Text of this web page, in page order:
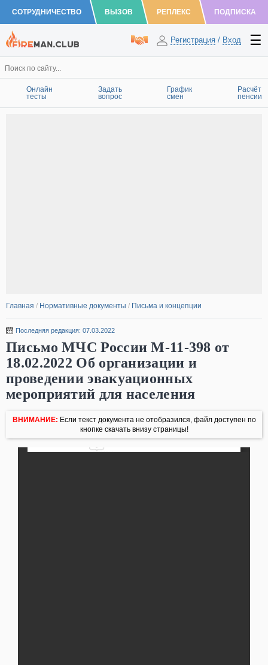
СОТРУДНИЧЕСТВО ВЫЗОВ РЕПЛЕКС ПОДПИСКА
Регистрация / Вход
Онлайн
тесты
Задать
вопрос
График
смен
Расчёт
пенсии
Главная / Нормативные документы / Письма и концепции
Последняя редакция: 07.03.2022
Письмо МЧС России М-11-398 от
18.02.2022 Об организации и
проведении эвакуационных
мероприятий для населения
ВНИМАНИЕ: Если текст документа не отобразился, файл доступен по
кнопке скачать внизу страницы!